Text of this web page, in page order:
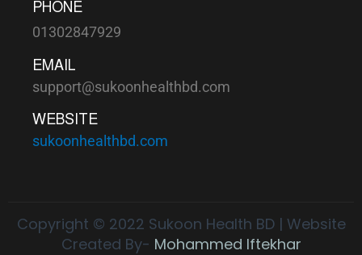
PHONE
01302847929
EMAIL
support@sukoonhealthbd.com
WEBSITE
sukoonhealthbd.com
Copyright © 2022 Sukoon Health BD | Website
Created By- Mohammed Iftekhar